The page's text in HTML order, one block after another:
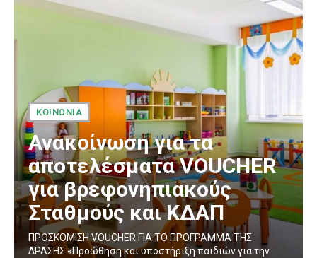
ΚΟΙΝΩΝΙΑ
Ανακοίνωση για τα
αποτελέσματα VOUCHER
για βρεφονηπιακούς
Σταθμούς και ΚΔΑΠ
ΠΡΟΣΚΟΜΙΣΗ VOUCHER ΓΙΑ ΤΟ ΠΡΟΓΡΑΜΜΑ ΤΗΣ
ΔΡΑΣΗΣ «Προώθηση και υποστήριξη παιδιών για την